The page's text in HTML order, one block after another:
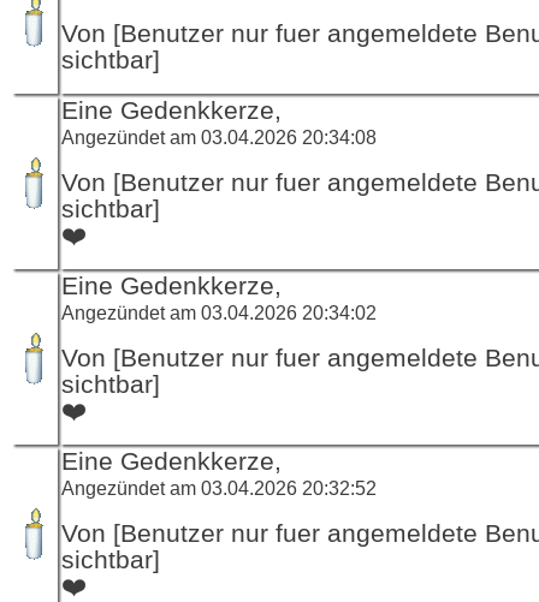
Von [Benutzer nur fuer angemeldete
sichtbar]
Eine Gedenkkerze,
Angezündet am 03.04.2026 20:34:08
Von [Benutzer nur fuer angemeldete
sichtbar]
❤️
Eine Gedenkkerze,
Angezündet am 03.04.2026 20:34:02
Von [Benutzer nur fuer angemeldete
sichtbar]
❤️
Eine Gedenkkerze,
Angezündet am 03.04.2026 20:32:52
Von [Benutzer nur fuer angemeldete
sichtbar]
❤️